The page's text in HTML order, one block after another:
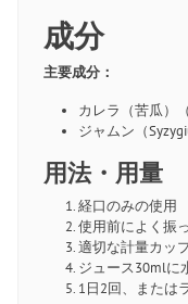
成分
主要成分：
カレラ（苦瓜）
ジャムン（
用法・用量
経口のみの使用
使用前によく振
適切な計量カッ
ジュース30mlに
1日2回、または